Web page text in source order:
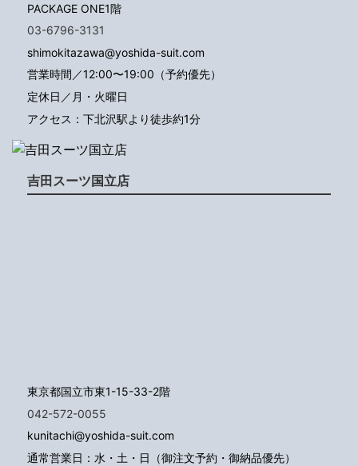
PACKAGE ONE1階
03-6796-3131
shimokitazawa@yoshida-suit.com
営業時間／12:00〜19:00（予約優先）
定休日／月・火曜日
アクセス：下北沢駅より徒歩約1分
吉田スーツ国立店
東京都国立市東1-15-33-2階
042-572-0055
kunitachi@yoshida-suit.com
通常営業日：水・土・日（御注文予約・御納品優先）